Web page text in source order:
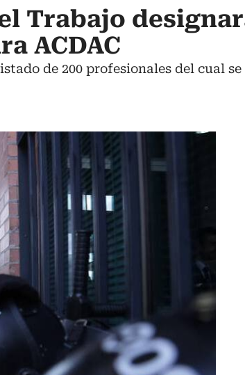
Trabajo
ACDAC
de 200 profesionales del cual